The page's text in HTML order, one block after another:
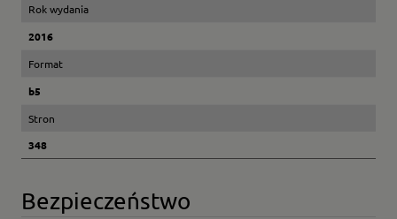
Rok wydania
2016
Format
b5
Stron
348
Bezpieczeństwo